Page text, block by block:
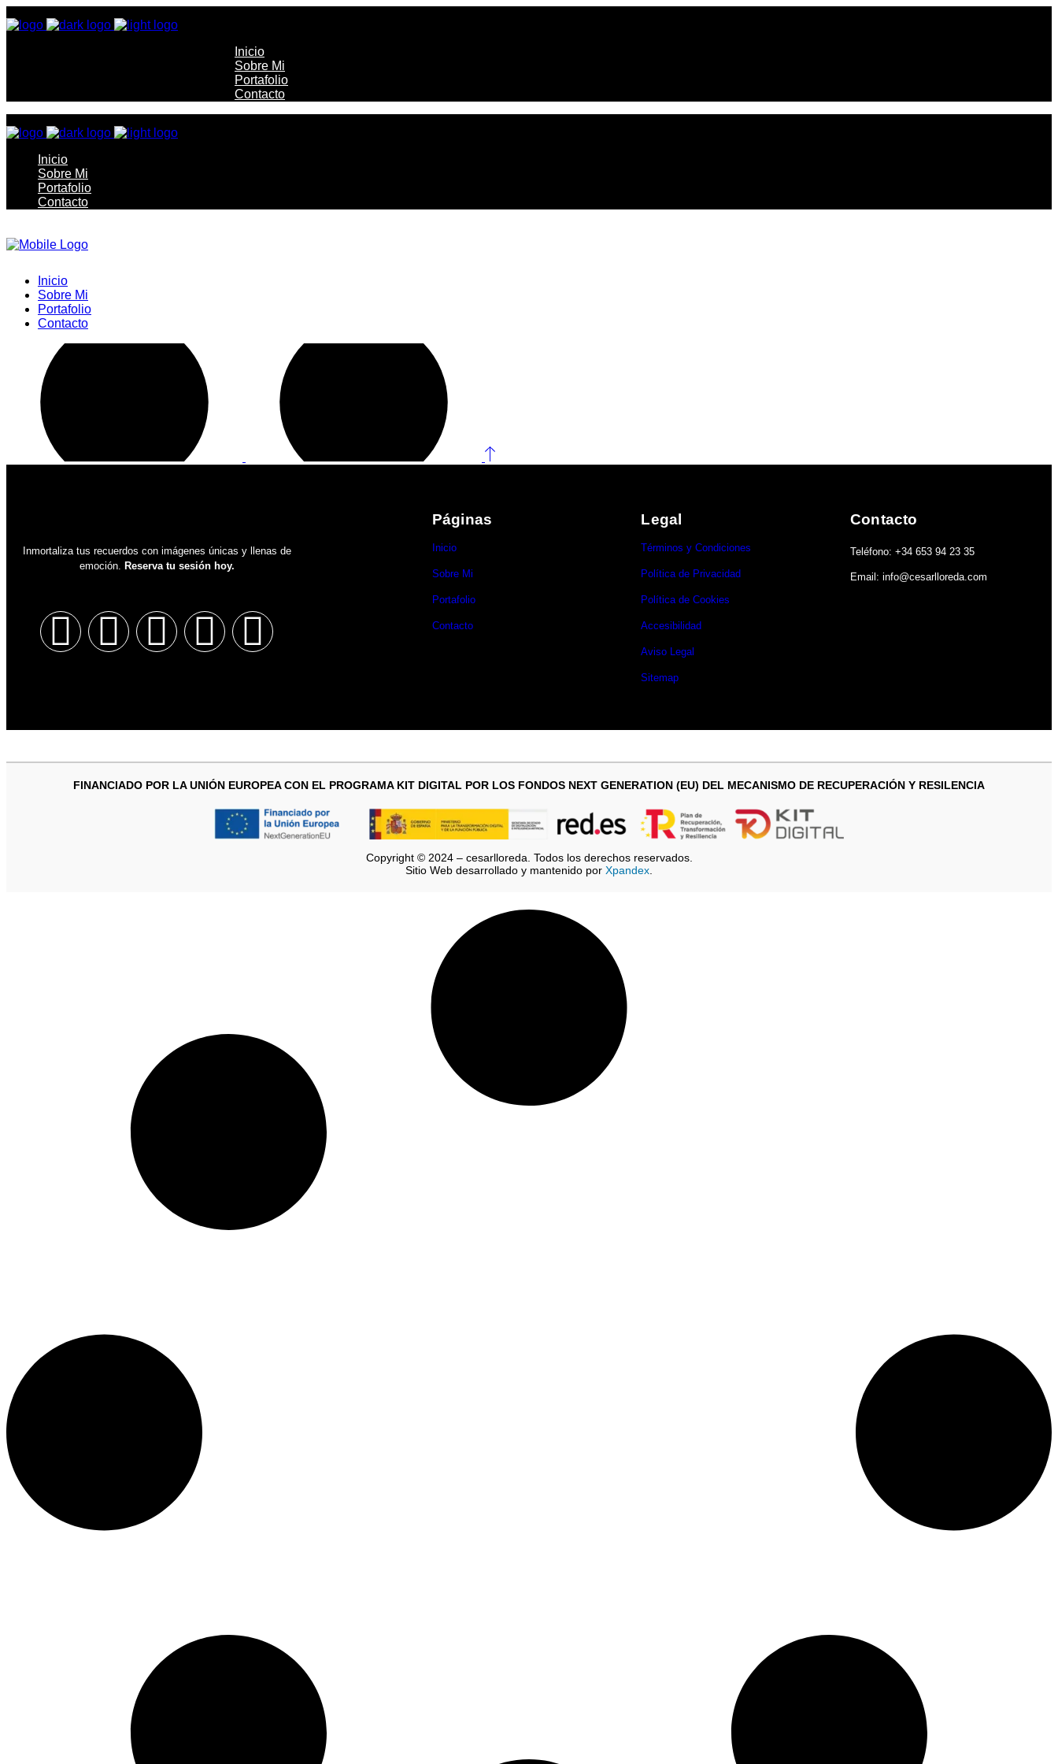
Inicio
Sobre Mi
Portafolio
Contacto
Inicio
Sobre Mi
Portafolio
Contacto
Inicio
Sobre Mi
Portafolio
Contacto
Inmortaliza tus recuerdos con imágenes únicas y llenas de
emoción. Reserva tu sesión hoy.
Páginas
Inicio
Sobre Mi
Portafolio
Contacto
Legal
Términos y Condiciones
Política de Privacidad
Política de Cookies
Accesibilidad
Aviso Legal
Sitemap
Contacto
Teléfono: +34 653 94 23 35
Email: info@cesarlloreda.com
FINANCIADO POR LA UNIÓN EUROPEA CON EL PROGRAMA KIT DIGITAL POR LOS FONDOS NEXT GENERATION (EU) DEL MECANISMO DE RECUPERACIÓN Y RESILENCIA
Copyright © 2024 – cesarlloreda. Todos los derechos reservados.
Sitio Web desarrollado y mantenido por Xpandex